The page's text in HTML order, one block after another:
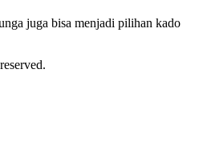
juga bisa menjadi pilihan kado